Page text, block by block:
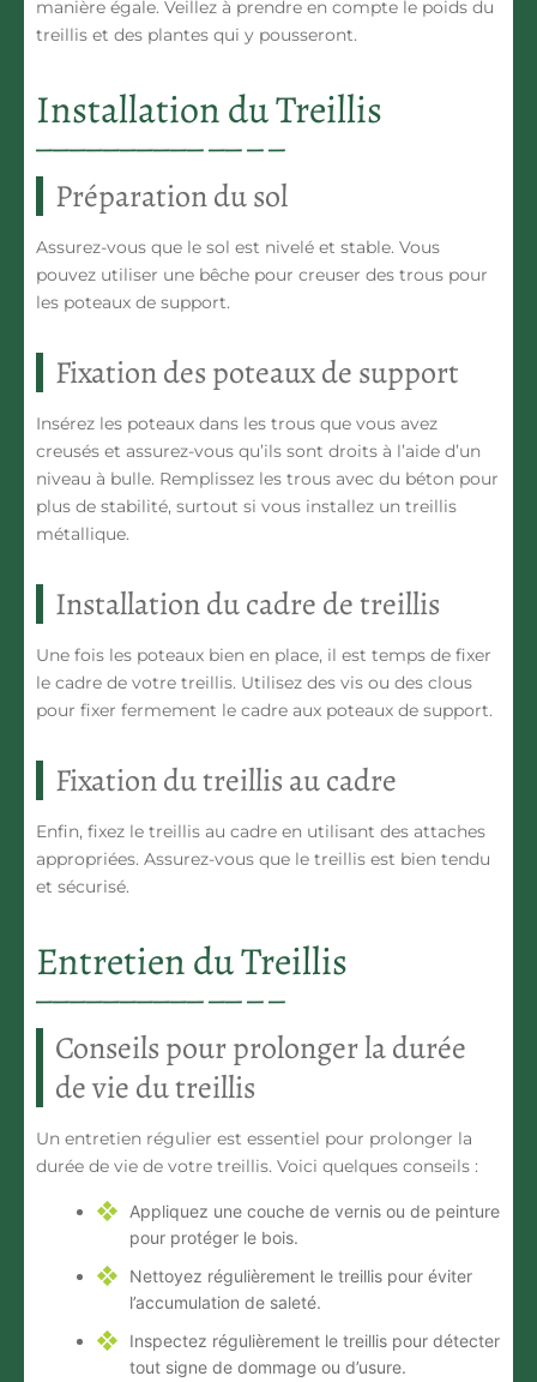
manière égale. Veillez à prendre en compte le poids du
treillis et des plantes qui y pousseront.
Installation du Treillis
Préparation du sol
Assurez-vous que le sol est nivelé et stable. Vous
pouvez utiliser une bêche pour creuser des trous pour
les poteaux de support.
Fixation des poteaux de support
Insérez les poteaux dans les trous que vous avez
creusés et assurez-vous qu’ils sont droits à l’aide d’un
niveau à bulle. Remplissez les trous avec du béton pour
plus de stabilité, surtout si vous installez un treillis
métallique.
Installation du cadre de treillis
Une fois les poteaux bien en place, il est temps de fixer
le cadre de votre treillis. Utilisez des vis ou des clous
pour fixer fermement le cadre aux poteaux de support.
Fixation du treillis au cadre
Enfin, fixez le treillis au cadre en utilisant des attaches
appropriées. Assurez-vous que le treillis est bien tendu
et sécurisé.
Entretien du Treillis
Conseils pour prolonger la durée
de vie du treillis
Un entretien régulier est essentiel pour prolonger la
durée de vie de votre treillis. Voici quelques conseils :
Appliquez une couche de vernis ou de peinture
pour protéger le bois.
Nettoyez régulièrement le treillis pour éviter
l’accumulation de saleté.
Inspectez régulièrement le treillis pour détecter
tout signe de dommage ou d’usure.